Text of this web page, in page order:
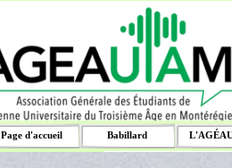
Rechercher
Page d'accueil Babillard